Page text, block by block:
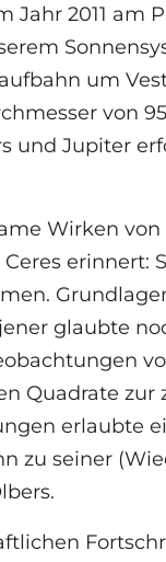
2011 am
um
von
und Jupiter
Wirken von
erinnert:
glaubte
Quadrate zur
erlaubte
zu seiner